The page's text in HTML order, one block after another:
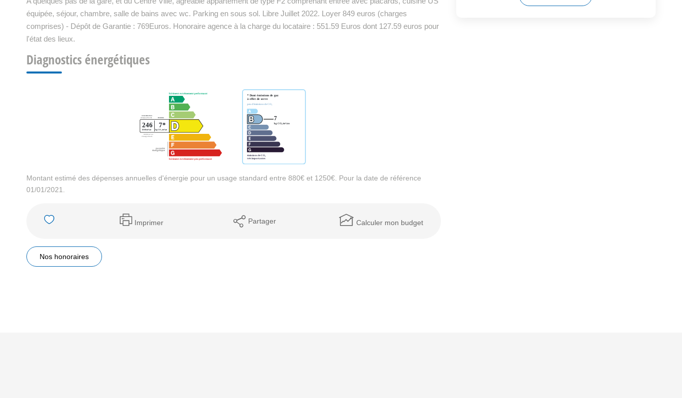
équipée, séjour, chambre, salle de bains avec wc. Parking en sous sol. Libre Juillet 2022. Loyer 849 euros (charges
comprises) - Dépôt de Garantie : 769Euros. Honoraire agence à la charge du locataire : 551.59 Euros dont 127.59 euros pour
l'état des lieux.
Diagnostics énergétiques
Montant estimé des dépenses annuelles d'énergie pour un usage standard entre 880€ et 1250€. Pour la date de référence
01/01/2021.
Imprimer Partager Calculer mon budget
Nos honoraires